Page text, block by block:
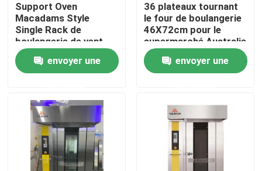
Four à sole de boulangerie
Four à chariot de boulangerie
Retardateur Proofer de la pâte
Mélangeur en spirale de la pâte
Support Oven
Macadams Style
Single Rack de
boulangerie de vent
violent 36 plateaux
tournant 40X60cm
envoyer une
36 plateaux tournant
le four de boulangerie
46X72cm pour le
supermarché Australie
de Woolworths
envoyer une